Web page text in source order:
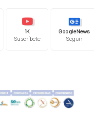
1K
Suscríbete
Google News
Seguir